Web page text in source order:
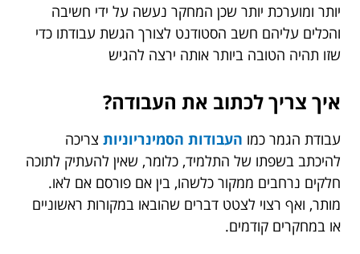
יותר ומוערכת יותר שכן המחקר נעשה על ידי חשיבה
והכלים עליהם חשב הסטודנט לצורך הגשת עבודתו כדי
שזו תהיה הטובה ביותר אותה ירצה להגיש
איך צריך לכתוב את העבודה?
עבודת הגמר כמו העבודות הסמינריוניות צריכה
להיכתב בשפתו של התלמיד, כלומר, שאין להעתיק לתוכה
חלקים נרחבים ממקור כלשהו, בין אם פורסם אם לאו.
מותר, ואף רצוי לצטט דברים שהובאו במקורות ראשוניים
או במחקרים קודמים.